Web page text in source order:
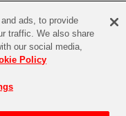
EVENT
ads, to provide
traffic. We also share
our social media,
Policy